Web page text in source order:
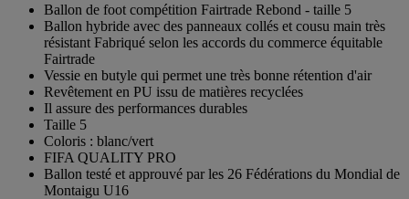
étoiles.
Ballon de foot compétition Fairtrade Rebond - taille 5
Ballon hybride avec des panneaux collés et cousu main très
résistant Fabriqué selon les accords du commerce équitable
Fairtrade
Vessie en butyle qui permet une très bonne rétention d'air
Revêtement en PU issu de matières recyclées
Il assure des performances durables
Taille 5
Coloris : blanc/vert
FIFA QUALITY PRO
Ballon testé et approuvé par les 26 Fédérations du Mondial de
Montaigu U16